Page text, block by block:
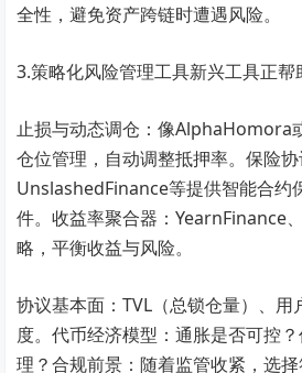
全性，避免资产跨链时遭遇风险。
3.策略化风险管理工具新兴工具正帮
止损与动态调仓：像AlphaHomora
仓位管理，自动调整抵押率。保险
UnslashedFinance等提供智能合约
件。收益率聚合器：YearnFinance
略，平衡收益与风险。
协议基本面：TVL（总锁仓量）、用
度。代币经济模型：通胀是否可控
理？合规前景：随着监管收紧，选